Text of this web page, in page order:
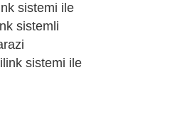
sistemi ile
sistemli
sistemi ile